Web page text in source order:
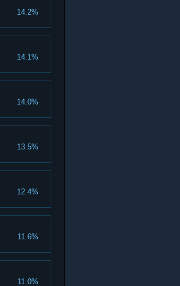
14.2%
14.1%
14.0%
13.5%
12.4%
11.6%
11.0%